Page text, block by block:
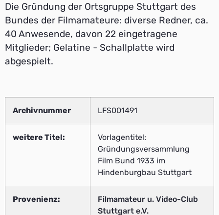
Die Gründung der Ortsgruppe Stuttgart des
Bundes der Filmamateure: diverse Redner, ca.
40 Anwesende, davon 22 eingetragene
Mitglieder; Gelatine - Schallplatte wird
abgespielt.
Archivnummer LFS001491
weitere Titel:
Vorlagentitel:
Gründungsversammlung
Film Bund 1933 im
Hindenburgbau Stuttgart
Provenienz:
Filmamateur u. Video-Club
Stuttgart e.V.